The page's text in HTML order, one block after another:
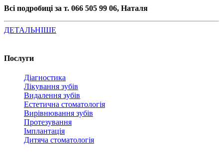
Всі подробиці за т. 066 505 99 06, Наталя
ДЕТАЛЬНІШЕ
Послуги
Діагностика
Лікування зубів
Видалення зубів
Естетична стоматологія
Вирівнювання зубів
Протезування
Імплантація
Дитяча стоматологія